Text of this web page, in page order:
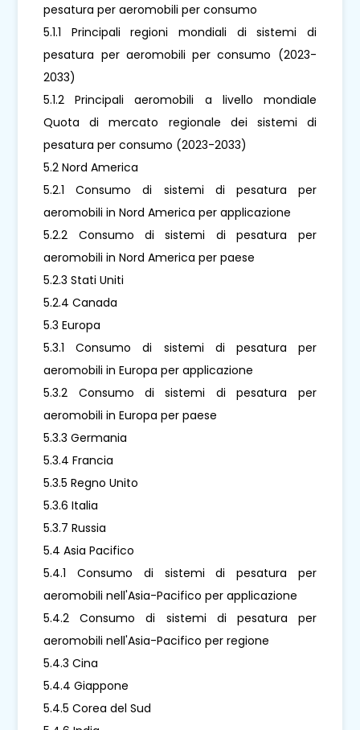
pesatura per aeromobili per consumo
5.1.1 Principali regioni mondiali di sistemi di
pesatura per aeromobili per consumo (2023-
2033)
5.1.2 Principali aeromobili a livello mondiale
Quota di mercato regionale dei sistemi di
pesatura per consumo (2023-2033)
5.2 Nord America
5.2.1 Consumo di sistemi di pesatura per
aeromobili in Nord America per applicazione
5.2.2 Consumo di sistemi di pesatura per
aeromobili in Nord America per paese
5.2.3 Stati Uniti
5.2.4 Canada
5.3 Europa
5.3.1 Consumo di sistemi di pesatura per
aeromobili in Europa per applicazione
5.3.2 Consumo di sistemi di pesatura per
aeromobili in Europa per paese
5.3.3 Germania
5.3.4 Francia
5.3.5 Regno Unito
5.3.6 Italia
5.3.7 Russia
5.4 Asia Pacifico
5.4.1 Consumo di sistemi di pesatura per
aeromobili nell'Asia-Pacifico per applicazione
5.4.2 Consumo di sistemi di pesatura per
aeromobili nell'Asia-Pacifico per regione
5.4.3 Cina
5.4.4 Giappone
5.4.5 Corea del Sud